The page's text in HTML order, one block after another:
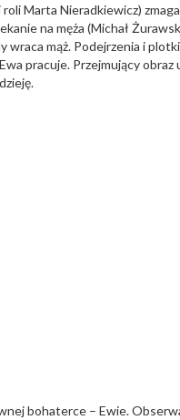
Marta Nieradkiewicz)
na męża (Michał
wraca mąż. Podejrzenia i
pracuje. Przejmujący
bohaterce – Ewie.